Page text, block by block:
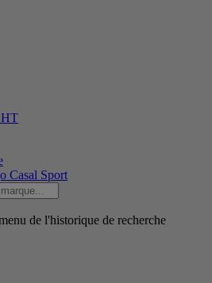
HT
de l'historique de recherche